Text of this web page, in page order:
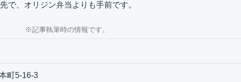
で、オリジン弁当よりも手前です。
※記事執筆時の情報です。
町5-16-3